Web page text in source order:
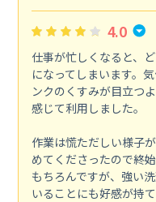
4.0
仕事が忙しくなると、
になってしまいます。
ンクのくすみが目立つ
感じて利用しました。
作業は慌ただしい様子
めてくださったので終
もちろんですが、強い
いることにも好感が持て